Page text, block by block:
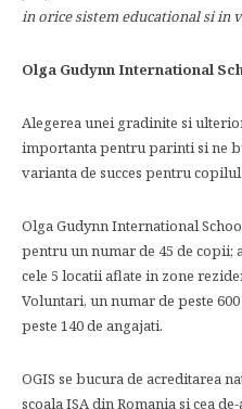
in orice sistem educational si in
Olga Gudynn International
Alegerea unei gradinite si
importanta pentru parinti si ne
varianta de succes pentru
Olga Gudynn International
pentru un numar de 45 de copii;
cele 5 locatii aflate in zone
Voluntari, un numar de peste
peste 140 de angajati.
OGIS se bucura de acreditarea
scoala ISA din Romania si cea